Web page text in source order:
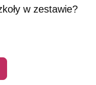
w zestawie?